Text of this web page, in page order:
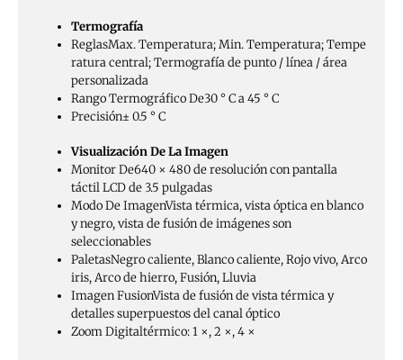
Termografía
ReglasMax. Temperatura; Min. Temperatura; Tempe
ratura central; Termografía de punto / línea / área
personalizada
Rango Termográfico De30 ° C a 45 ° C
Precisión± 0.5 ° C
Visualización De La Imagen
Monitor De640 × 480 de resolución con pantalla
táctil LCD de 3.5 pulgadas
Modo De ImagenVista térmica, vista óptica en blanco
y negro, vista de fusión de imágenes son
seleccionables
PaletasNegro caliente, Blanco caliente, Rojo vivo, Arco
iris, Arco de hierro, Fusión, Lluvia
Imagen FusionVista de fusión de vista térmica y
detalles superpuestos del canal óptico
Zoom Digitaltérmico: 1 ×, 2 ×, 4 ×